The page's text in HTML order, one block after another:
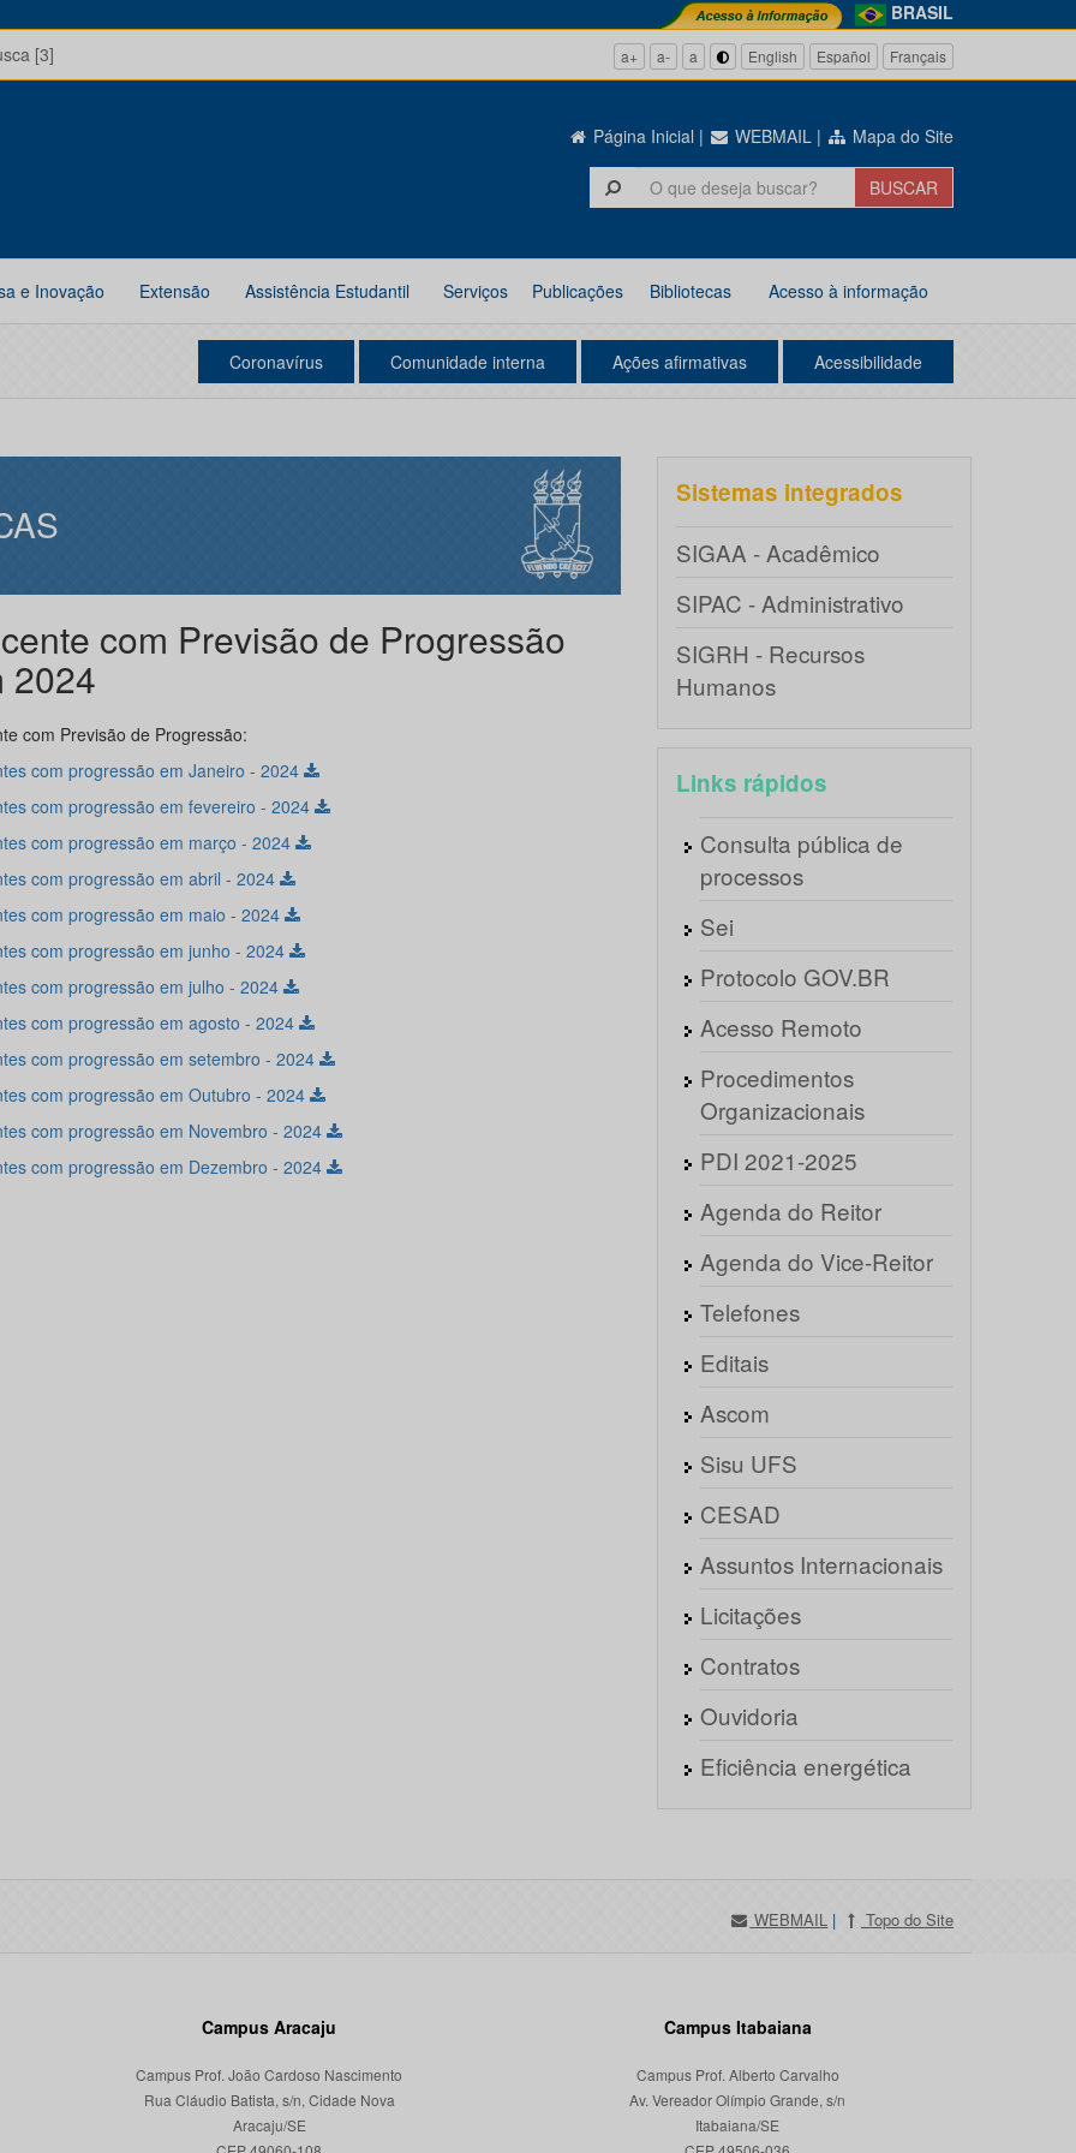
BRASIL
[3] a+ a- a English Español Français
Página Inicial | WEBMAIL | Mapa do Site
e Inovação Extensão Assistência Estudantil Serviços Publicações Bibliotecas Acesso à informação
Coronavírus Comunidade interna Ações afirmativas Acessibilidade
com Previsão de Progressão
2024
com Previsão de Progressão:
com progressão em Janeiro - 2024
com progressão em fevereiro - 2024
com progressão em março - 2024
com progressão em abril - 2024
com progressão em maio - 2024
com progressão em junho - 2024
com progressão em julho - 2024
com progressão em agosto - 2024
com progressão em setembro - 2024
com progressão em Outubro - 2024
com progressão em Novembro - 2024
com progressão em Dezembro - 2024
Sistemas integrados
SIGAA - Acadêmico
SIPAC - Administrativo
SIGRH - Recursos
Humanos
Links rápidos
Consulta pública de
processos
Sei
Protocolo GOV.BR
Acesso Remoto
Procedimentos
Organizacionais
PDI 2021-2025
Agenda do Reitor
Agenda do Vice-Reitor
Telefones
Editais
Ascom
Sisu UFS
CESAD
Assuntos Internacionais
Licitações
Contratos
Ouvidoria
Eficiência energética
WEBMAIL | Topo do Site
Campus Aracaju
Campus Prof. João Cardoso Nascimento
Rua Cláudio Batista, s/n, Cidade Nova
Aracaju/SE
Campus Itabaiana
Campus Prof. Alberto Carvalho
Av. Vereador Olímpio Grande, s/n
Itabaiana/SE